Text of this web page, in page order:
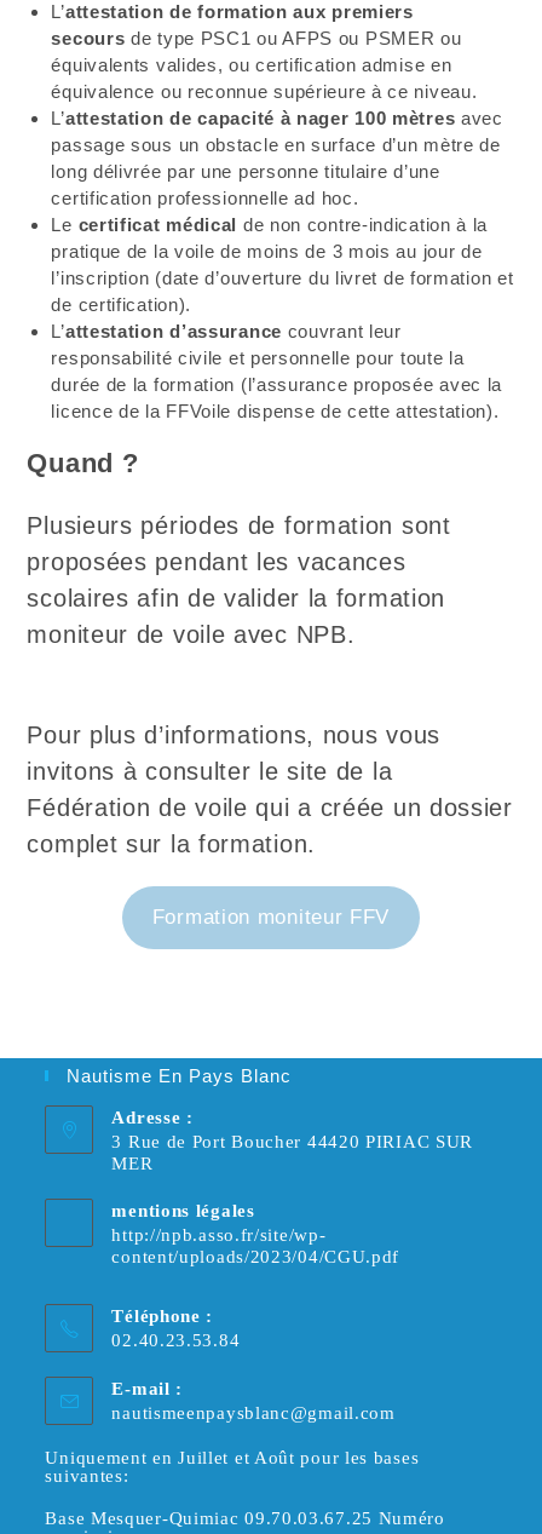
L’attestation de formation aux premiers
secours de type PSC1 ou AFPS ou PSMER ou
équivalents valides, ou certification admise en
équivalence ou reconnue supérieure à ce niveau.
L’attestation de capacité à nager 100 mètres avec
passage sous un obstacle en surface d’un mètre de
long délivrée par une personne titulaire d’une
certification professionnelle ad hoc.
Le certificat médical de non contre-indication à la
pratique de la voile de moins de 3 mois au jour de
l’inscription (date d’ouverture du livret de formation et
de certification).
L’attestation d’assurance couvrant leur
responsabilité civile et personnelle pour toute la
durée de la formation (l’assurance proposée avec la
licence de la FFVoile dispense de cette attestation).
Quand ?
Plusieurs périodes de formation sont
proposées pendant les vacances
scolaires afin de valider la formation
moniteur de voile avec NPB.
Pour plus d’informations, nous vous
invitons à consulter le site de la
Fédération de voile qui a créée un dossier
complet sur la formation.
Formation moniteur FFV
Nautisme En Pays Blanc
Adresse :
3 Rue de Port Boucher 44420 PIRIAC SUR
MER
mentions légales
http://npb.asso.fr/site/wp-
content/uploads/2023/04/CGU.pdf
Téléphone :
02.40.23.53.84
E-mail :
nautismeenpaysblanc@gmail.com
votre
Uniquement en Juillet et Août pour les bases
suivantes:
Base Mesquer-Quimiac 09.70.03.67.25 Numéro